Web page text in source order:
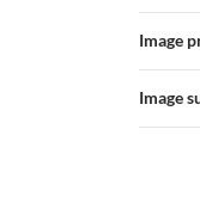
Image
Image